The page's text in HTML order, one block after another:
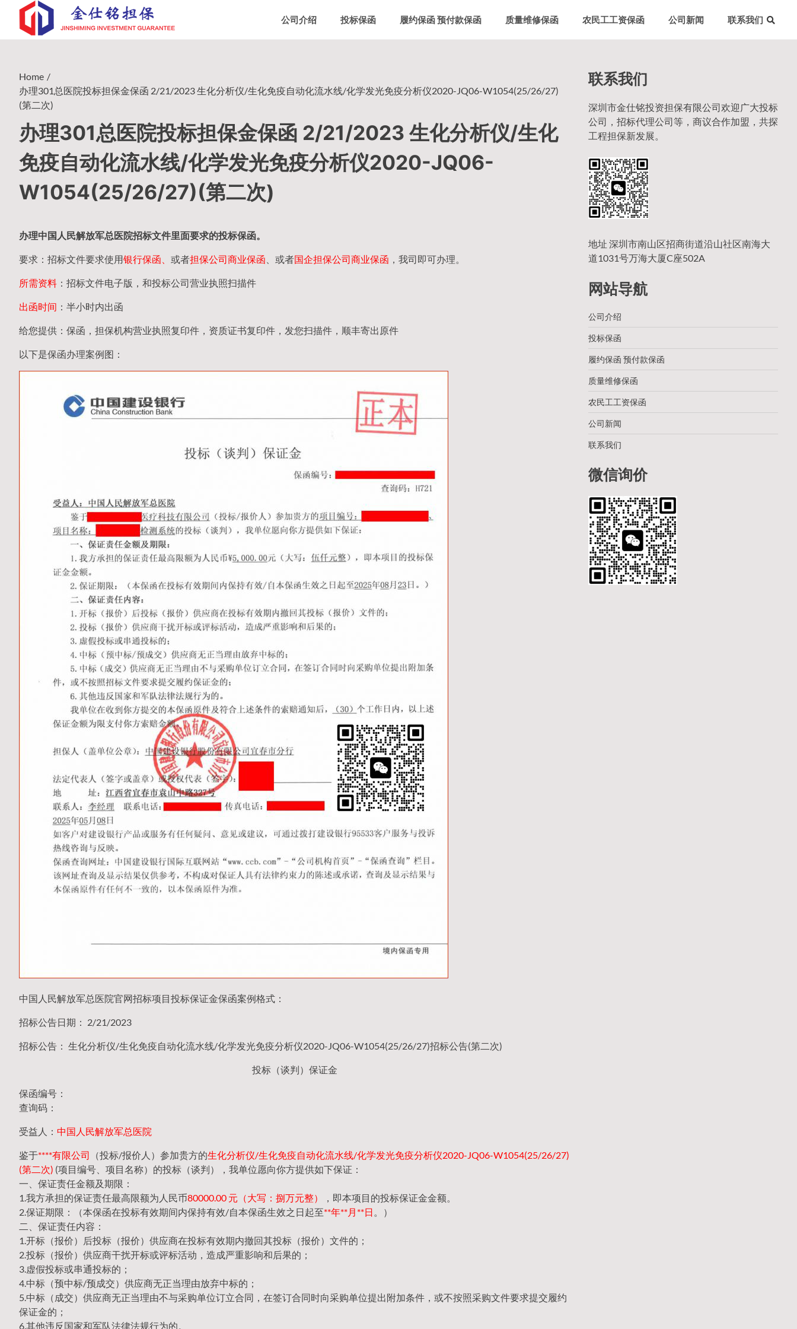
content
公司介绍 投标保函 履约保函 预付款保函 质量维修保函 农民工工资保函 公司新闻 联系我们
Home
办理301总医院投标担保金保函 2/21/2023 生化分析仪/生化免疫自动化流水线/化学发光免疫分析仪2020-JQ06-W1054(25/26/27)
(第二次)
办理301总医院投标担保金保函 2/21/2023 生化分析仪/生化
免疫自动化流水线/化学发光免疫分析仪2020-JQ06-
W1054(25/26/27)(第二次)
办理中国人民解放军总医院招标文件里面要求的投标保函。
要求：招标文件要求使用银行保函、 或者担保公司商业保函 、或者国企担保公司商业保函 ，我司即可办理。
所需资料 ：招标文件电子版，和投标公司营业执照扫描件
出函时间 ：半小时内出函
给您提供：保函，担保机构营业执照复印件，资质证书复印件，发您扫描件，顺丰寄出原件
以下是保函办理案例图：
中国人民解放军总医院官网招标项目投标保证金保函案例格式：
招标公告日期： 2/21/2023
招标公告： 生化分析仪/生化免疫自动化流水线/化学发光免疫分析仪2020-JQ06-W1054(25/26/27)招标公告(第二次)
投标（谈判）保证金
保函编号：
查询码：
受益人： 中国人民解放军总医院
鉴于****有限公司 （投标/报价人）参加贵方的生化分析仪/生化免疫自动化流水线/化学发光免疫分析仪2020-JQ06-W1054(25/26/27)
(第二次) (项目编号、项目名称）的投标（谈判），我单位愿向你方提供如下保证：
一、保证责任金额及期限：
1.我方承担的保证责任最高限额为人民币80000.00 元（大写：捌万元整）
，即本项目的投标保证金金额。
2.保证期限：（本保函在投标有效期间内保持有效/自本保函生效之日起至**年**月**日 。）
二、保证责任内容：
1.开标（报价）后投标（报价）供应商在投标有效期内撤回其投标（报价）文件的；
2.投标（报价）供应商干扰开标或评标活动，造成严重影响和后果的；
3.虚假投标或串通投标的；
4.中标（预中标/预成交）供应商无正当理由放弃中标的；
5.中标（成交）供应商无正当理由不与采购单位订立合同，在签订合同时向采购单位提出附加条件，或不按照采购文件要求提交履约
保证金的；
6.其他违反国家和军队法律法规行为的。
联系我们
深圳市金仕铭投资担保有限公司欢迎广大投标
公司，招标代理公司等，商议合作加盟，共探
工程担保新发展。
地址 深圳市南山区招商街道沿山社区南海大
道1031号万海大厦C座502A
网站导航
公司介绍
投标保函
履约保函 预付款保函
质量维修保函
农民工工资保函
公司新闻
联系我们
微信询价